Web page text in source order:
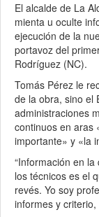
El alcalde de La
mienta u oculte
ejecución de la
portavoz del
Rodríguez (NC).
Tomás Pérez le
de la obra, sino el
administraciones
continuos en aras
importante» y «la
“Información en
los técnicos es el
revés. Yo soy
informes y